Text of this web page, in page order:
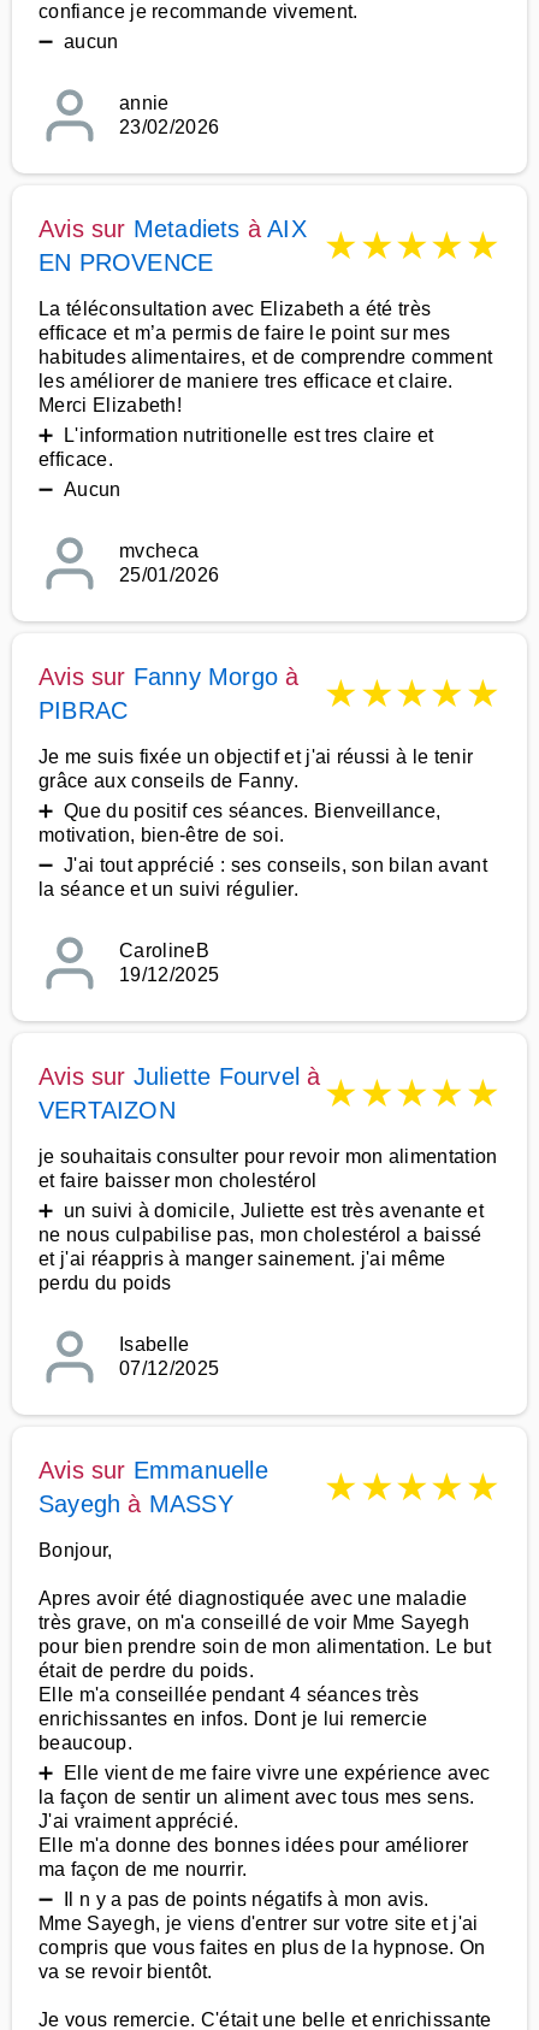
confiance je recommande vivement.
➖ aucun
annie
23/02/2026
Avis sur Metadiets àAIX
EN PROVENCE
★★★★★
La téléconsultation avec Elizabeth a été très
efficace et m’a permis de faire le point sur mes
habitudes alimentaires, et de comprendre comment
les améliorer de maniere tres efficace et claire.
Merci Elizabeth!
➕ L'information nutritionelle est tres claire et
efficace.
➖ Aucun
mvcheca
25/01/2026
Avis sur Fanny Morgo à
PIBRAC
★★★★★
Je me suis fixée un objectif et j'ai réussi à le tenir
grâce aux conseils de Fanny.
➕ Que du positif ces séances. Bienveillance,
motivation, bien-être de soi.
➖ J'ai tout apprécié : ses conseils, son bilan avant
la séance et un suivi régulier.
CarolineB
19/12/2025
Avis sur Juliette Fourvel à
VERTAIZON
★★★★★
je souhaitais consulter pour revoir mon alimentation
et faire baisser mon cholestérol
➕ un suivi à domicile, Juliette est très avenante et
ne nous culpabilise pas, mon cholestérol a baissé
et j'ai réappris à manger sainement. j'ai même
perdu du poids
Isabelle
07/12/2025
Avis sur Emmanuelle
Sayegh à MASSY ★★★★★
Bonjour,
Apres avoir été diagnostiquée avec une maladie
très grave, on m'a conseillé de voir Mme Sayegh
pour bien prendre soin de mon alimentation. Le but
était de perdre du poids.
Elle m'a conseillée pendant 4 séances très
enrichissantes en infos. Dont je lui remercie
beaucoup.
➕ Elle vient de me faire vivre une expérience avec
la façon de sentir un aliment avec tous mes sens.
J'ai vraiment apprécié.
Elle m'a donne des bonnes idées pour améliorer
ma façon de me nourrir.
➖ Il n y a pas de points négatifs à mon avis.
Mme Sayegh, je viens d'entrer sur votre site et j'ai
compris que vous faites en plus de la hypnose. On
va se revoir bientôt.
Je vous remercie. C'était une belle et enrichissante